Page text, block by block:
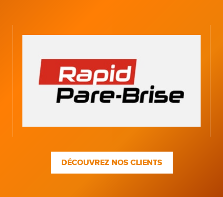
DÉCOUVREZ NOS CLIENTS